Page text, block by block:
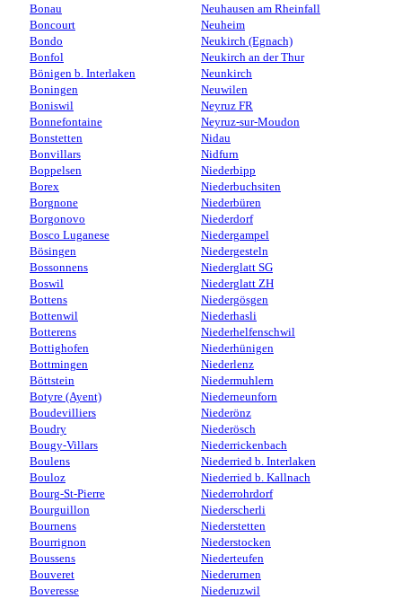
Bonau
Boncourt
Bondo
Bonfol
Bönigen b. Interlaken
Boningen
Boniswil
Bonnefontaine
Bonstetten
Bonvillars
Boppelsen
Borex
Borgnone
Borgonovo
Bosco Luganese
Bösingen
Bossonnens
Boswil
Bottens
Bottenwil
Botterens
Bottighofen
Bottmingen
Böttstein
Botyre (Ayent)
Boudevilliers
Boudry
Bougy-Villars
Boulens
Bouloz
Bourg-St-Pierre
Bourguillon
Bournens
Bourrignon
Boussens
Bouveret
Boveresse
Neuhausen am Rheinfall
Neuheim
Neukirch (Egnach)
Neukirch an der Thur
Neunkirch
Neuwilen
Neyruz FR
Neyruz-sur-Moudon
Nidau
Nidfurn
Niederbipp
Niederbuchsiten
Niederbüren
Niederdorf
Niedergampel
Niedergesteln
Niederglatt SG
Niederglatt ZH
Niedergösgen
Niederhasli
Niederhelfenschwil
Niederhünigen
Niederlenz
Niedermuhlern
Niederneunforn
Niederönz
Niederösch
Niederrickenbach
Niederried b. Interlaken
Niederried b. Kallnach
Niederrohrdorf
Niederscherli
Niederstetten
Niederstocken
Niederteufen
Niederurnen
Niederuzwil